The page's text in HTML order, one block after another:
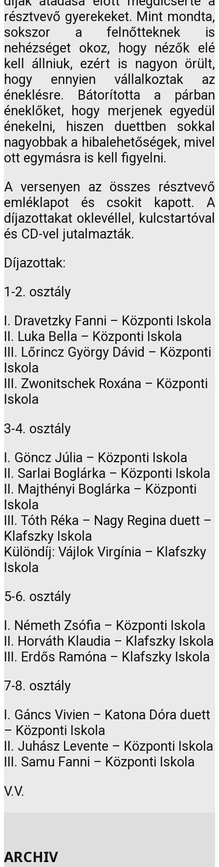
résztvevő gyerekeket. Mint mondta,
sokszor a felnőtteknek is
nehézséget okoz, hogy nézők elé
kell állniuk, ezért is nagyon örült,
hogy ennyien vállalkoztak az
éneklésre. Bátorította a párban
éneklőket, hogy merjenek egyedül
énekelni, hiszen duettben sokkal
nagyobbak a hibalehetőségek, mivel
ott egymásra is kell figyelni.
A versenyen az összes résztvevő
emléklapot és csokit kapott. A
díjazottakat oklevéllel, kulcstartóval
és CD-vel jutalmazták.
Díjazottak:
1-2. osztály
I. Dravetzky Fanni – Központi Iskola
II. Luka Bella – Központi Iskola
III. Lőrincz György Dávid – Központi
Iskola
III. Zwonitschek Roxána – Központi
Iskola
3-4. osztály
I. Göncz Júlia – Központi Iskola
II. Sarlai Boglárka – Központi Iskola
II. Majthényi Boglárka – Központi
Iskola
III. Tóth Réka – Nagy Regina duett –
Klafszky Iskola
Különdíj: Vájlok Virgínia – Klafszky
Iskola
5-6. osztály
I. Németh Zsófia – Központi Iskola
II. Horváth Klaudia – Klafszky Iskola
III. Erdős Ramóna – Klafszky Iskola
7-8. osztály
I. Gáncs Vivien – Katona Dóra duett
– Központi Iskola
II. Juhász Levente – Központi Iskola
III. Samu Fanni – Központi Iskola
V.V.
ARCHIV